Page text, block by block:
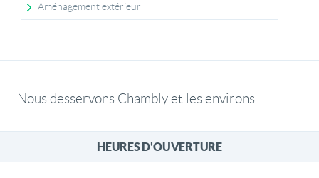
Aménagement extérieur
Nous desservons Chambly et les environs
HEURES D'OUVERTURE